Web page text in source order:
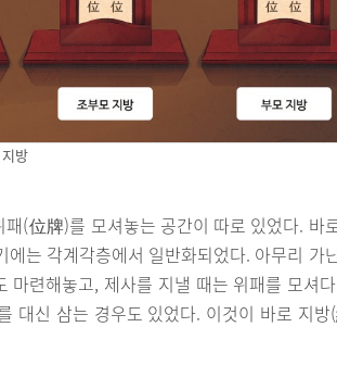
지방
(位牌)를 모셔놓는 공간이 따로 있었다. 바
는 각계각층에서 일반화되었다. 아무리 가
련해놓고, 제사를 지낼 때는 위패를 모셔
대신 삼는 경우도 있었다. 이것이 바로 지